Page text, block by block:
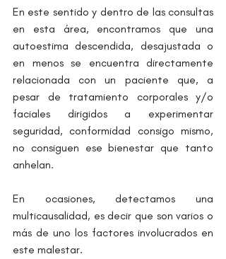
En este sentido y dentro de las consultas
en esta área, encontramos que una
autoestima descendida, desajustada o
en menos se encuentra directamente
relacionada con un paciente que, a
pesar de tratamiento corporales y/o
faciales dirigidos a experimentar
seguridad, conformidad consigo mismo,
no consiguen ese bienestar que tanto
anhelan.
En ocasiones, detectamos una
multicausalidad, es decir que son varios o
más de uno los factores involucrados en
este malestar.